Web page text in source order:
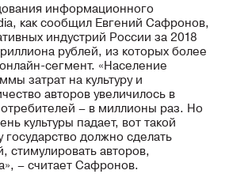
информационного
как сообщил Евгений Сафронов,
индустрий России за 2018
рублей, из которых более
сегмент. «Население
затрат на культуру и
авторов увеличилось в
– в миллионы раз. Но
культуры падает, вот такой
должно сделать
стимулировать авторов,
– считает Сафронов.